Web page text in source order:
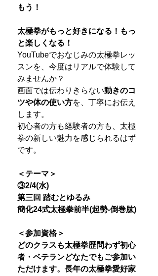
もう！
太極拳がもっと好きになる！もっ
と楽しくなる！
YouTubeでおなじみの太極拳レッ
スンを、今度はリアルで体験して
みませんか？
画面では伝わりきらない動きのコ
ツや体の使い方を、丁寧にお伝え
します。
初心者の方も経験者の方も、太極
拳の新しい魅力を感じられるはず
です。
＜テーマ＞
③2/4(水)
第三回 踏むとゆるみ
簡化24式太極拳前半(起勢-倒巻肱)
＜参加資格＞
どのクラスも太極拳歴問わず初心
者・ベテランどなたでもご参加い
ただけます。長年の太極拳愛好家